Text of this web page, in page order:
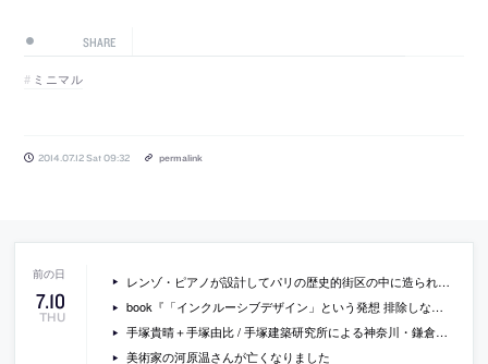
SHARE
ミニマル
2014.07.12 Sat 09:32 permalink
7.10
THU
レンゾ・ピアノが設計してパリの歴史的街区の中に造られた映画関連施設「パテ財団」の日本語での紹介記事
book『「インクルーシブデザイン」という発想 排除しないプロセスのデザイン』
手塚貴晴＋手塚由比 / 手塚建築研究所による神奈川・鎌倉のカフェ兼ショールーム「COPEN LOCAL BASE KAMAKURA」
美術家の河原温さんが亡くなりました